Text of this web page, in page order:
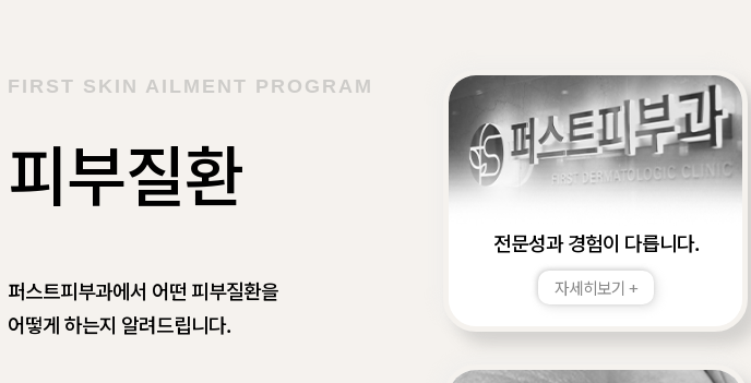
FIRST SKIN AILMENT PROGRAM
피부질환
퍼스트피부과에서 어떤 피부질환을
어떻게 하는지 알려드립니다.
전문성과 경험이 다릅니다.
자세히보기 +